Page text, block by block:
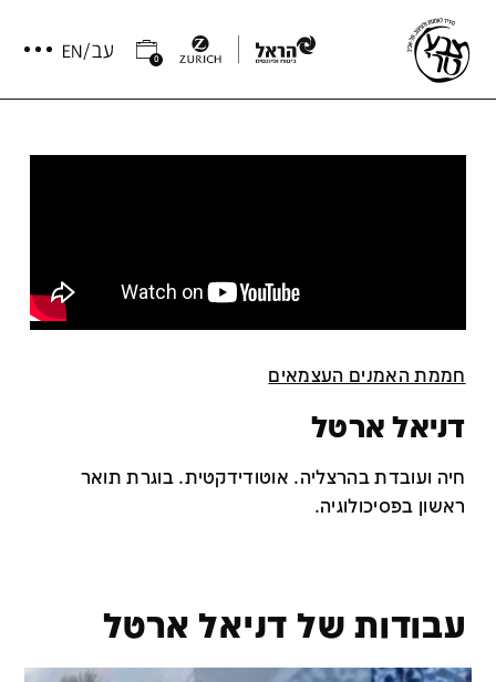
0
חממת האמנים העצמאים
דניאל ארטל
חיה ועובדת בהרצליה. אוטודידקטית. בוגרת תואר
ראשון בפסיכולוגיה.
עבודות של דניאל ארטל